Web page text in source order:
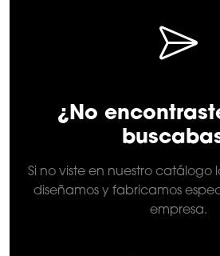
¿No
Si no viste en nuestro catálogo
diseñamos y fabricamos
empresa.